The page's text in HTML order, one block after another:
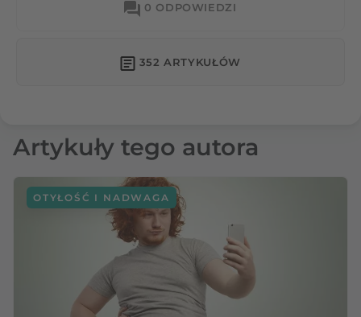
0 ODPOWIEDZI
352 ARTYKUŁÓW
Artykuły tego autora
OTYŁOŚĆ I NADWAGA